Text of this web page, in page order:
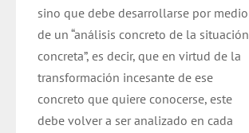
sino que debe desarrollarse por medio
de un “análisis concreto de la situación
concreta”, es decir, que en virtud de la
transformación incesante de ese
concreto que quiere conocerse, este
debe volver a ser analizado en cada